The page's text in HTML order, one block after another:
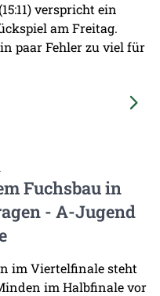
verspricht ein
am Freitag.
paar Fehler zu viel für
Fuchsbau in
- A-Jugend
im Viertelfinale steht
im Halbfinale vor